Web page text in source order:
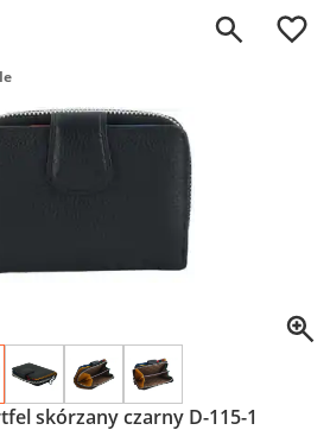
0
skórzany czarny D-115-1